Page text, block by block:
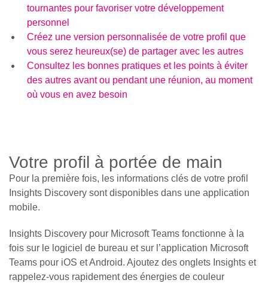
tournantes pour favoriser votre développement
personnel
Créez une version personnalisée de votre profil que
vous serez heureux(se) de partager avec les autres
Consultez les bonnes pratiques et les points à éviter
des autres avant ou pendant une réunion, au moment
où vous en avez besoin
Votre profil à portée de main
Pour la première fois, les informations clés de votre profil
Insights Discovery sont disponibles dans une application
mobile.
Insights Discovery pour Microsoft Teams fonctionne à la
fois sur le logiciel de bureau et sur l’application Microsoft
Teams pour iOS et Android. Ajoutez des onglets Insights et
rappelez-vous rapidement des énergies de couleur